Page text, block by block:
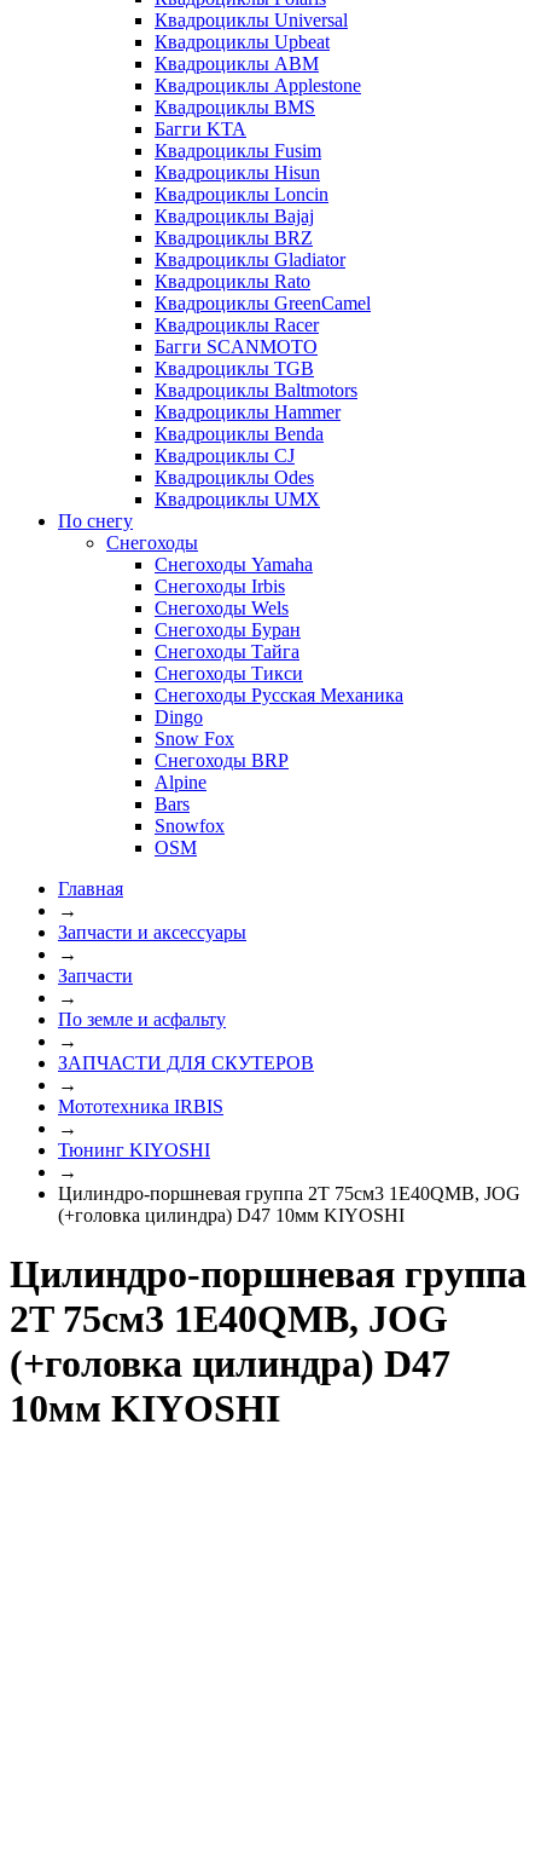
Квадроциклы Universal
Квадроциклы Upbeat
Квадроциклы ABM
Квадроциклы Applestone
Квадроциклы BMS
Багги KTA
Квадроциклы Fusim
Квадроциклы Hisun
Квадроциклы Loncin
Квадроциклы Bajaj
Квадроциклы BRZ
Квадроциклы Gladiator
Квадроциклы Rato
Квадроциклы GreenCamel
Квадроциклы Racer
Багги SCANMOTO
Квадроциклы TGB
Квадроциклы Baltmotors
Квадроциклы Hammer
Квадроциклы Benda
Квадроциклы CJ
Квадроциклы Odes
Квадроциклы UMX
По снегу
Снегоходы
Снегоходы Yamaha
Снегоходы Irbis
Снегоходы Wels
Снегоходы Буран
Снегоходы Тайга
Снегоходы Тикси
Снегоходы Русская Механика
Dingo
Snow Fox
Снегоходы BRP
Alpine
Bars
Snowfox
OSM
Главная
→
Запчасти и аксессуары
→
Запчасти
→
По земле и асфальту
→
ЗАПЧАСТИ ДЛЯ СКУТЕРОВ
→
Мототехника IRBIS
→
Тюнинг KIYOSHI
→
Цилиндро-поршневая группа 2T 75см3 1E40QMB, JOG
(+головка цилиндра) D47 10мм KIYOSHI
Цилиндро-поршневая группа
2T 75см3 1E40QMB, JOG
(+головка цилиндра) D47
10мм KIYOSHI